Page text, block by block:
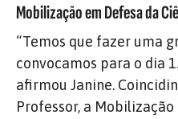
Mobilização em Defesa da
“Temos que fazer uma
convocamos para o dia
afirmou Janine.
Professor, a